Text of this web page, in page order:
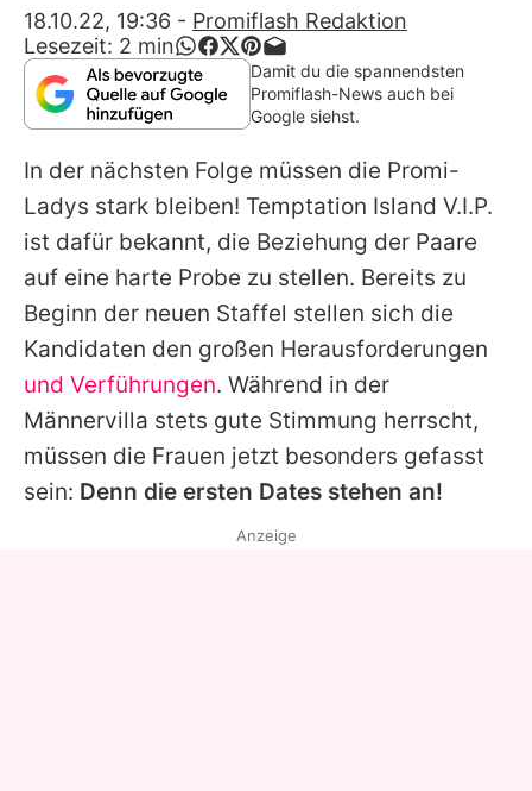
App runterladen
Team
Redaktionelle Richtlinien
Impressum
Datenschutzerklärung
Nutzungsbedingungen
Utiq verwalten
18.10.22, 19:36 - Promiflash Redaktion
Lesezeit: 2 min
Damit du die spannendsten
Promiflash-News auch bei
Google siehst.
In der nächsten Folge müssen die Promi-
Ladys stark bleiben! Temptation Island V.I.P.
ist dafür bekannt, die Beziehung der Paare
auf eine harte Probe zu stellen. Bereits zu
Beginn der neuen Staffel stellen sich die
Kandidaten den großen Herausforderungen
und Verführungen. Während in der
Männervilla stets gute Stimmung herrscht,
müssen die Frauen jetzt besonders gefasst
sein: Denn die ersten Dates stehen an!
Anzeige